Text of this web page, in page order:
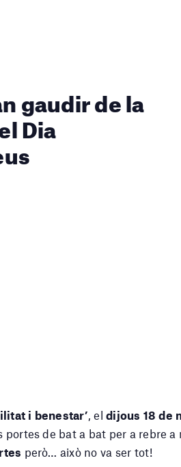
gaudir de la
Dia
i benestar’ , eldijous 18 de
portes de bat a bat per a rebre a
però… això no va ser tot!